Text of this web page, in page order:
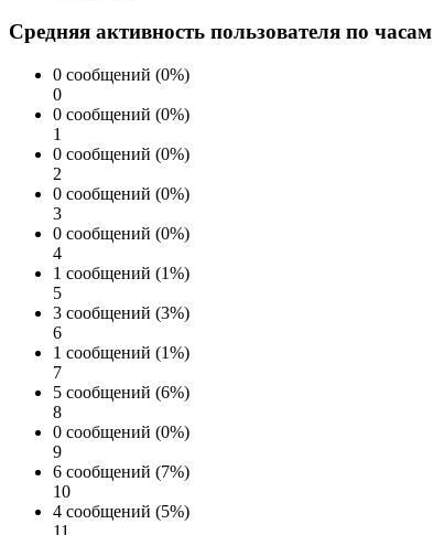
Средняя активность пользователя по часам
0 сообщений (0%)
0
0 сообщений (0%)
1
0 сообщений (0%)
2
0 сообщений (0%)
3
0 сообщений (0%)
4
1 сообщений (1%)
5
3 сообщений (3%)
6
1 сообщений (1%)
7
5 сообщений (6%)
8
0 сообщений (0%)
9
6 сообщений (7%)
10
4 сообщений (5%)
11